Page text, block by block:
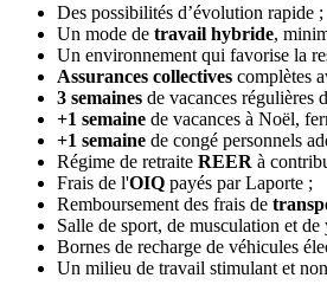
Des possibilités d’évolution rapide ;
Un mode de travail hybride,
Un environnement qui favorise la
Assurances collectives complètes
3 semaines de vacances régulières
+1 semaine de vacances à Noël,
+1 semaine de congé personnels
Régime de retraite REER à
Frais de l'OIQ payés par Laporte ;
Remboursement des frais de
Salle de sport, de musculation et de
Bornes de recharge de véhicules
Un milieu de travail stimulant et